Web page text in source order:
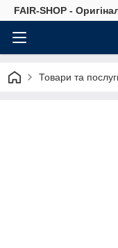
FAIR-SHOP -
Товари та